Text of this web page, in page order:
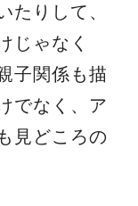
たりして、
じゃなく
子関係も描
でなく、ア
見どころの